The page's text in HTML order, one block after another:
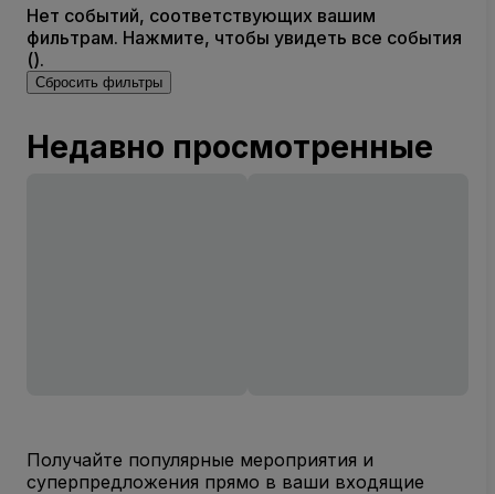
Нет событий, соответствующих вашим
фильтрам. Нажмите, чтобы увидеть все события
().
Сбросить фильтры
Недавно просмотренные
Получайте популярные мероприятия и
суперпредложения прямо в ваши входящие